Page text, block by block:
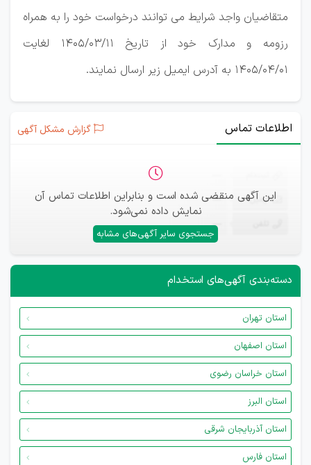
متقاضیان واجد شرایط می توانند درخواست خود را به همراه
رزومه و مدارک خود از تاریخ 1405/03/11 لغایت
1405/04/01 به آدرس ایمیل زیر ارسال نمایند.
اطلاعات تماس گزارش مشکل آگهی
این آگهی منقضی شده است و بنابراین اطلاعات تماس آن
نمایش داده نمی‌شود.
جستجوی سایر آگهی‌های مشابه
ایمیل —
—
دسته‌بندی آگهی‌های استخدام
استان تهران
استان اصفهان
استان خراسان رضوی
استان البرز
استان آذربایجان شرقی
استان فارس